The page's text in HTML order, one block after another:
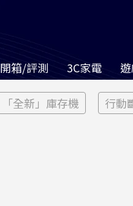
開箱/評測 3C家電
「全新」庫存機 行動